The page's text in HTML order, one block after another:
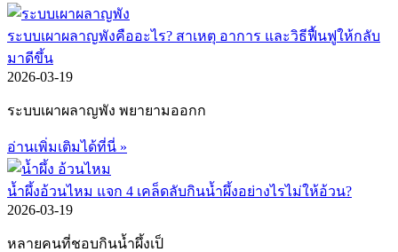
ระบบเผาผลาญพังคืออะไร? สาเหตุ อาการ และวิธีฟื้นฟูให้กลับ
มาดีขึ้น
2026-03-19
ระบบเผาผลาญพัง พยายามออกก
อ่านเพิ่มเติมได้ที่นี่ »
น้ำผึ้งอ้วนไหม แจก 4 เคล็ดลับกินน้ำผึ้งอย่างไรไม่ให้อ้วน?
2026-03-19
หลายคนที่ชอบกินน้ำผึ้งเป็